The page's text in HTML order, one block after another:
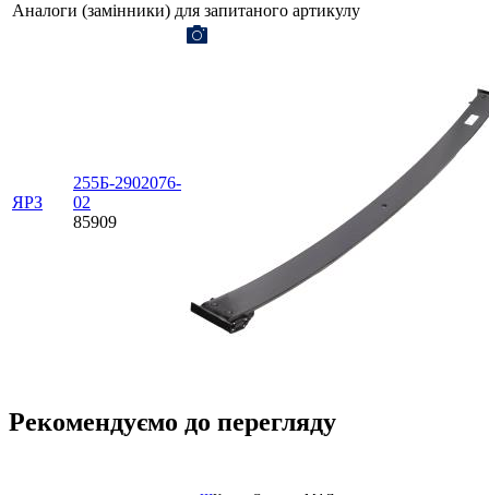
Аналоги (замінники) для запитаного артикулу
ЯРЗ
255Б-2902076-
02
85909
Рекомендуємо до перегляду